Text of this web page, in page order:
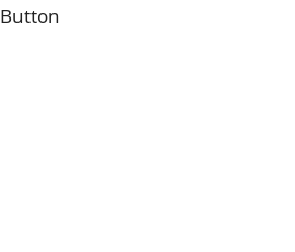
Button